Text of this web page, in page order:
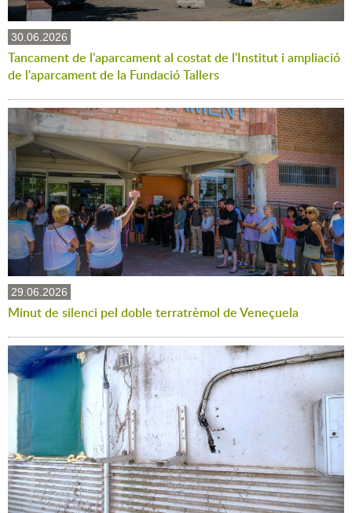
30.06.2026
Tancament de l'aparcament al costat de l'Institut i ampliació
de l'aparcament de la Fundació Tallers
29.06.2026
Minut de silenci pel doble terratrèmol de Veneçuela